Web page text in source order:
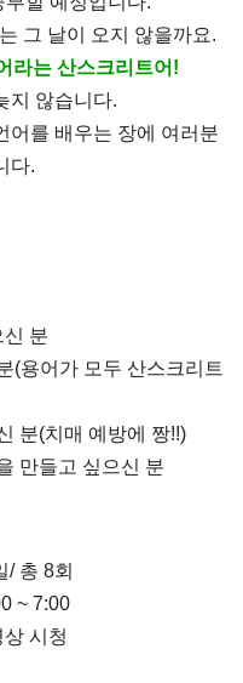
그 날이 오지 않을까요.
라는 산스크리트어 !
지 않습니다.
어를 배우는 장에 여러분
다.
분
(용어가 모두 산스크리트
분(치매 예방에 짱!!)
만들고 싶으신 분
/ 총 8회
~ 7:00
시청